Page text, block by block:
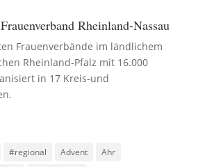
Rheinland-Nassau
Frauenverbände im ländlichem
Rheinland-Pfalz mit 16.000
in 17 Kreis-und
#regional Advent
Ahr